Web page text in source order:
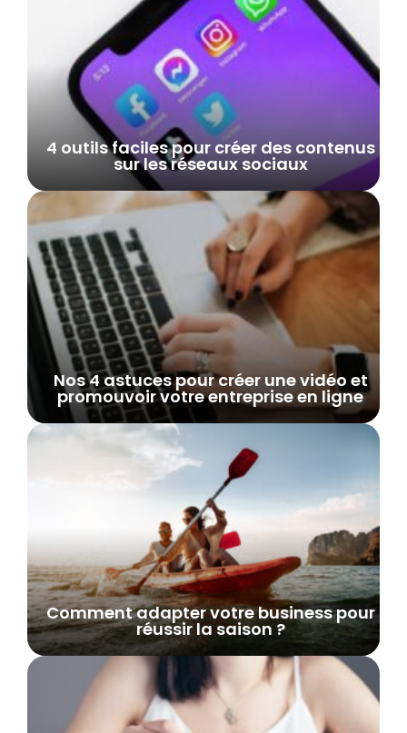
4 outils faciles pour créer des contenus
sur les réseaux sociaux
Nos 4 astuces pour créer une vidéo et
promouvoir votre entreprise en ligne
Comment adapter votre business pour
réussir la saison ?